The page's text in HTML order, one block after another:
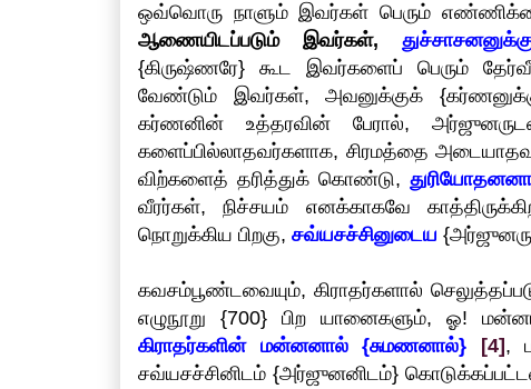
ஒவ்வொரு நாளும் இவர்கள் பெரும்
ஆணையிடப்படும் இவர்கள்,
{கிருஷ்ணரே} கூட இவர்களைப் பெரும்
வேண்டும் இவர்கள், அவனுக்குக்
கர்ணனின் உத்தரவின் பேரால், அர்ஜுனருடன்
களைப்பில்லாதவர்களாக, சிரமத்தை
விற்களைத் தரித்துக் கொண்டு,
வீரர்கள், நிச்சயம் எனக்காகவே
நொறுக்கிய பிறகு, சவ்யசச்சினுடைய
கவசம்பூண்டவையும், கிராதர்களால்
எழுநூறு {700} பிற யானைகளும், ஓ!
கிராதர்களின் மன்னனால் {சுமணனால்}
[4] ,
சவ்யசச்சினிடம் {அர்ஜுனனிடம்}